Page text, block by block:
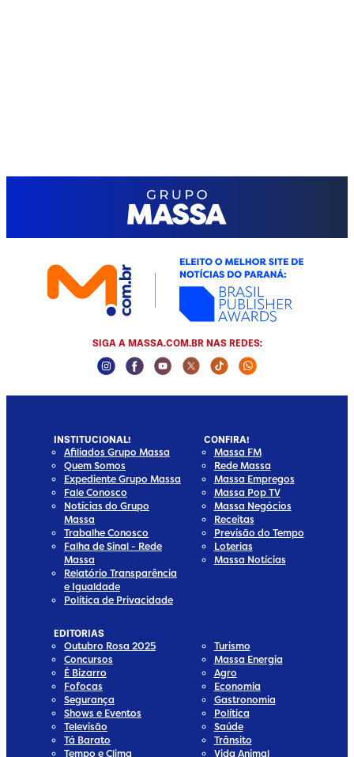
SIGA A MASSA.COM.BR NAS REDES:
Instagram Social Media
Facebook Social Media
Youtube Social Media
Twitter Social Media
Tiktok Social Media
Whatsapp
INSTITUCIONAL!
Afiliados Grupo Massa
Quem Somos
Expediente Grupo Massa
Fale Conosco
Notícias do Grupo
Massa
Trabalhe Conosco
Falha de Sinal - Rede
Massa
Relatório Transparência
e Igualdade
Política de Privacidade
CONFIRA!
Massa FM
Rede Massa
Massa Empregos
Massa Pop TV
Massa Negócios
Receitas
Previsão do Tempo
Loterias
Massa Notícias
EDITORIAS
Outubro Rosa 2025
Concursos
É Bizarro
Fofocas
Segurança
Shows e Eventos
Televisão
Tá Barato
Tempo e Clima
Turismo
Massa Energia
Agro
Economia
Gastronomia
Política
Saúde
Trânsito
Vida Animal